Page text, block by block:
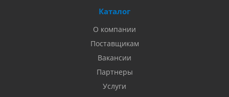
Каталог
О компании
Поставщикам
Вакансии
Партнеры
Услуги